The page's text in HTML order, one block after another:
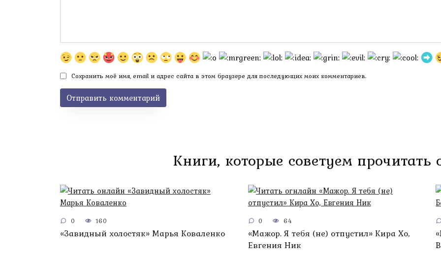
Сохранить моё имя, email и адрес сайта в этом браузере для последующих моих комментариев.
Книги, которые советуем прочитать
0 160
«Завидный холостяк» Марья Коваленко
0 64
«Мажор. Я тебя (не) отпустил» Кира Хо,
Евгения Ник